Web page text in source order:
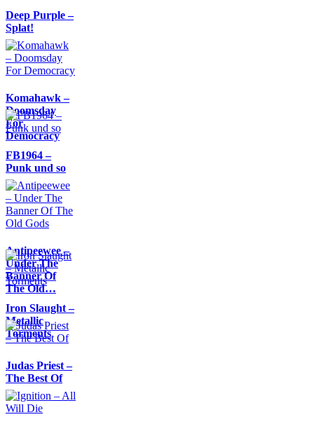
Deep Purple –
Splat!
Komahawk –
Doomsday
For
Democracy
FB1964 –
Punk und so
Antipeewee –
Under The
Banner Of
The Old…
Iron Slaught –
Metallic
Torments
Judas Priest –
The Best Of